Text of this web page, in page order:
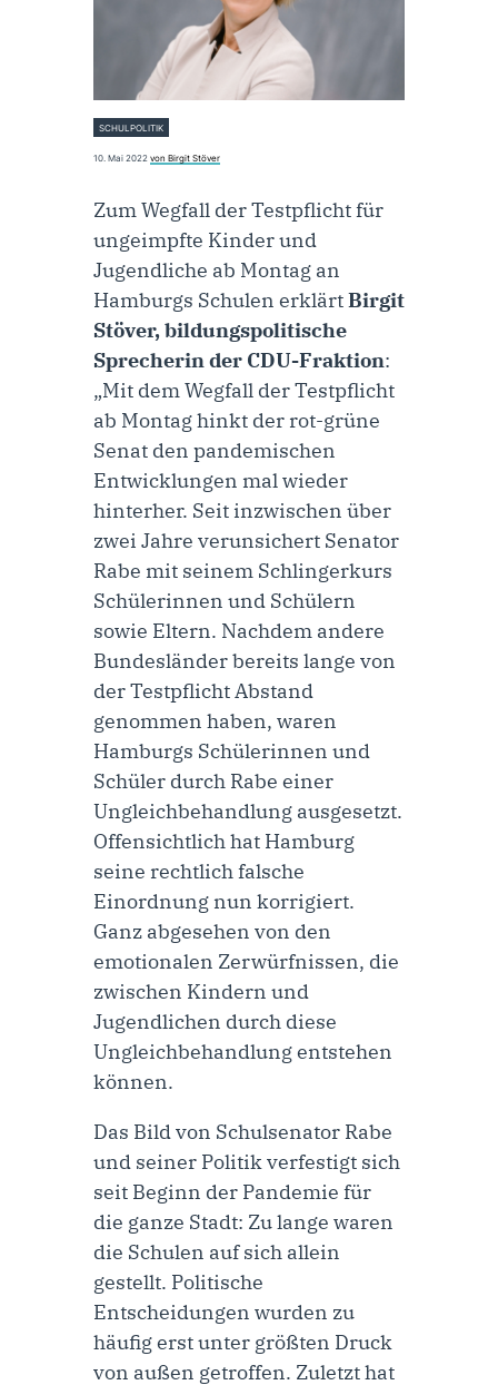
SCHULPOLITIK
10. Mai 2022 von Birgit Stöver
Zum Wegfall der Testpflicht für
ungeimpfte Kinder und
Jugendliche ab Montag an
Hamburgs Schulen erklärtBirgit
Stöver, bildungspolitische
Sprecherin der CDU-Fraktion:
„Mit dem Wegfall der Testpflicht
ab Montag hinkt der rot-grüne
Senat den pandemischen
Entwicklungen mal wieder
hinterher. Seit inzwischen über
zwei Jahre verunsichert Senator
Rabe mit seinem Schlingerkurs
Schülerinnen und Schülern
sowie Eltern. Nachdem andere
Bundesländer bereits lange von
der Testpflicht Abstand
genommen haben, waren
Hamburgs Schülerinnen und
Schüler durch Rabe einer
Ungleichbehandlung ausgesetzt.
Offensichtlich hat Hamburg
seine rechtlich falsche
Einordnung nun korrigiert.
Ganz abgesehen von den
emotionalen Zerwürfnissen, die
zwischen Kindern und
Jugendlichen durch diese
Ungleichbehandlung entstehen
können.
Das Bild von Schulsenator Rabe
und seiner Politik verfestigt sich
seit Beginn der Pandemie für
die ganze Stadt: Zu lange waren
die Schulen auf sich allein
gestellt. Politische
Entscheidungen wurden zu
häufig erst unter größten Druck
von außen getroffen. Zuletzt hat